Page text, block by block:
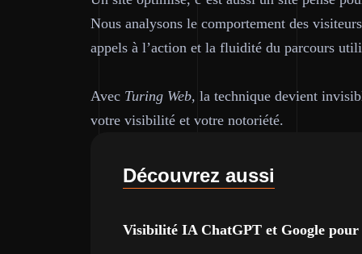
Nous analysons le comportement des
appels à l’action et la fluidité du parcours
Avec Turing Web, la technique devient
votre visibilité et votre notoriété.
Découvrez aussi
Visibilité IA ChatGPT et Google